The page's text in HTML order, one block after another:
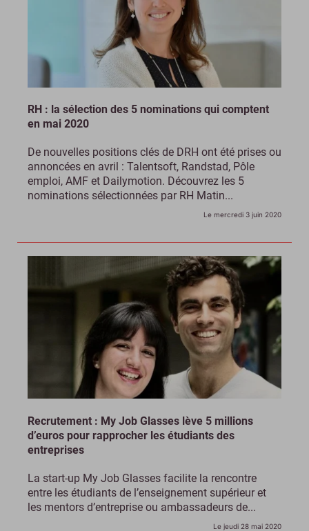
RH : la sélection des 5 nominations qui comptent
en mai 2020
De nouvelles positions clés de DRH ont été prises ou
annoncées en avril : Talentsoft, Randstad, Pôle
emploi, AMF et Dailymotion. Découvrez les 5
nominations sélectionnées par RH Matin...
Le mercredi 3 juin 2020
Recrutement : My Job Glasses lève 5 millions
d’euros pour rapprocher les étudiants des
entreprises
La start-up My Job Glasses facilite la rencontre
entre les étudiants de l’enseignement supérieur et
les mentors d’entreprise ou ambassadeurs de...
Le jeudi 28 mai 2020